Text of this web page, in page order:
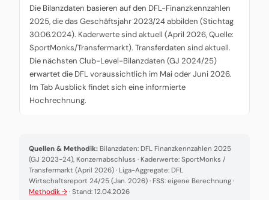
Die Bilanzdaten basieren auf den DFL-Finanzkennzahlen
2025, die das Geschäftsjahr 2023/24 abbilden (Stichtag
30.06.2024). Kaderwerte sind aktuell (April 2026, Quelle:
SportMonks/Transfermarkt). Transferdaten sind aktuell.
Die nächsten Club-Level-Bilanzdaten (GJ 2024/25)
erwartet die DFL voraussichtlich im Mai oder Juni 2026.
Im Tab Ausblick findet sich eine informierte
Hochrechnung.
Quellen & Methodik: Bilanzdaten: DFL Finanzkennzahlen 2025
(GJ 2023-24), Konzernabschluss · Kaderwerte: SportMonks /
Transfermarkt (April 2026) · Liga-Aggregate: DFL
Wirtschaftsreport 24/25 (Jan. 2026) · FSS: eigene Berechnung ·
Methodik → · Stand: 12.04.2026